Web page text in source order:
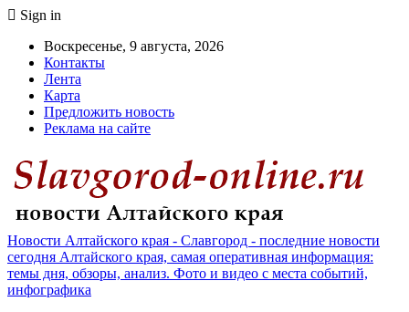
Sign in
Воскресенье, 9 августа, 2026
Контакты
Лента
Карта
Предложить новость
Реклама на сайте
Новости Алтайского края - Славгород - последние новости
сегодня Алтайского края, самая оперативная информация:
темы дня, обзоры, анализ. Фото и видео с места событий,
инфографика